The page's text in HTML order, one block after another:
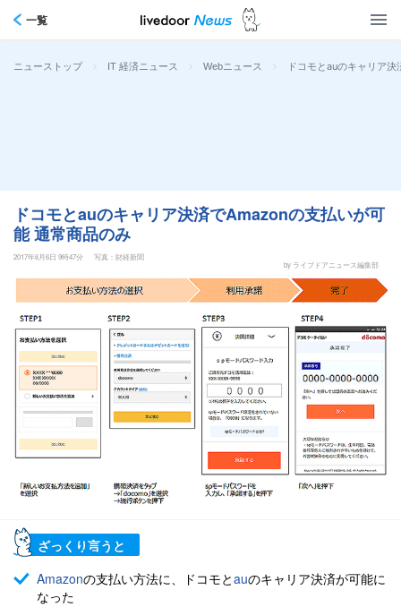
一覧
ニューストップ > IT 経済ニュース > Webニュース > ドコモとauのキャリア
ドコモとauのキャリア決済でAmazonの支払いが可
能 通常商品のみ
2017年6月6日 9時47分
写真：財経新聞
by ライブドアニュース編集部
ざっくり言うと
Amazonの支払い方法に、ドコモとauのキャリア決済が可能に
なった